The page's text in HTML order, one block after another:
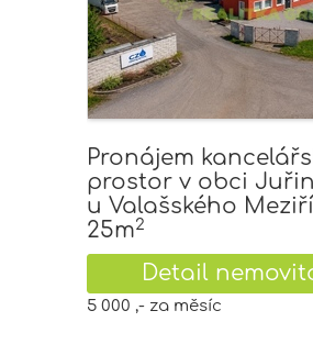
Pronájem
prostor v obci
u Valašského
25m2
Detail
5 000 ,- za měsíc